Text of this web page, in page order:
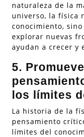
naturaleza de la
universo, la física
conocimiento,
explorar nuevas
ayudan a crecer y
5.
los límites
La historia de la
pensamiento
límites del